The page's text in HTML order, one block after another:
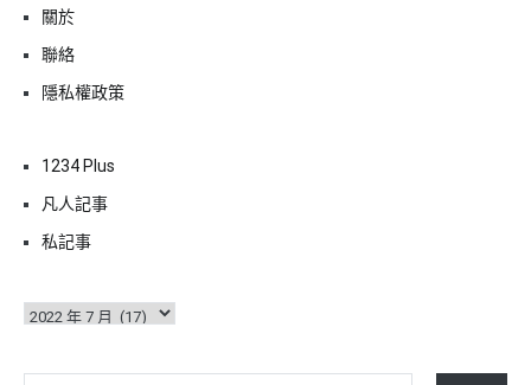
關於
聯絡
隱私權政策
1234 Plus
凡人記事
私記事
彙
輸入你的電子郵件地址…